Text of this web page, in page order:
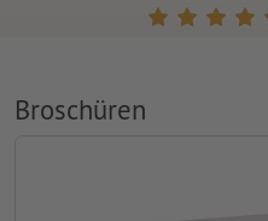
Broschüren